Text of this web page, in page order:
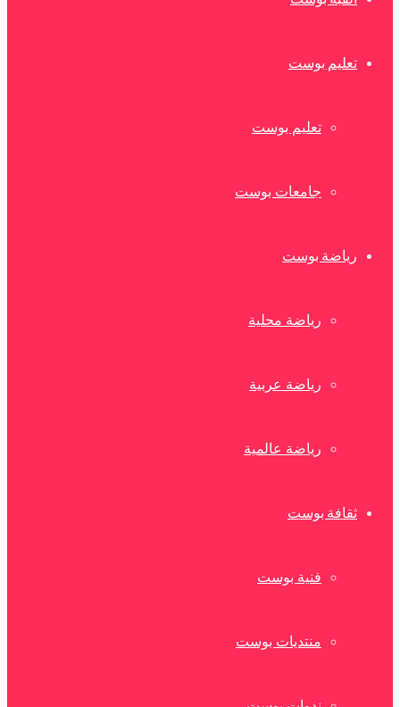
تعليم بوست
تعليم بوست
جامعات بوست
رياضة بوست
رياضة محلية
رياضة عربية
رياضة عالمية
ثقافة بوست
فنية بوست
منتديات بوست